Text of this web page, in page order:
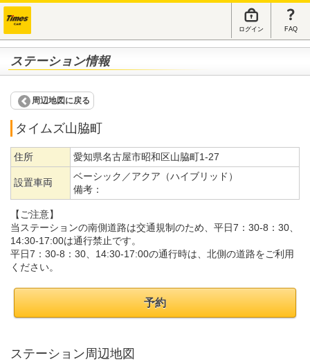
ログイン FAQ
ステーション情報
周辺地図に戻る
タイムズ山脇町
住所 愛知県名古屋市昭和区山脇町1-27
設置車両
ベーシック／アクア（ハイブリッド）
備考：
【ご注意】
当ステーションの南側道路は交通規制のため、平日7：30-8：30、
14:30-17:00は通行禁止です。
平日7：30-8：30、14:30-17:00の通行時は、北側の道路をご利用
ください。
予約
ステーション周辺地図